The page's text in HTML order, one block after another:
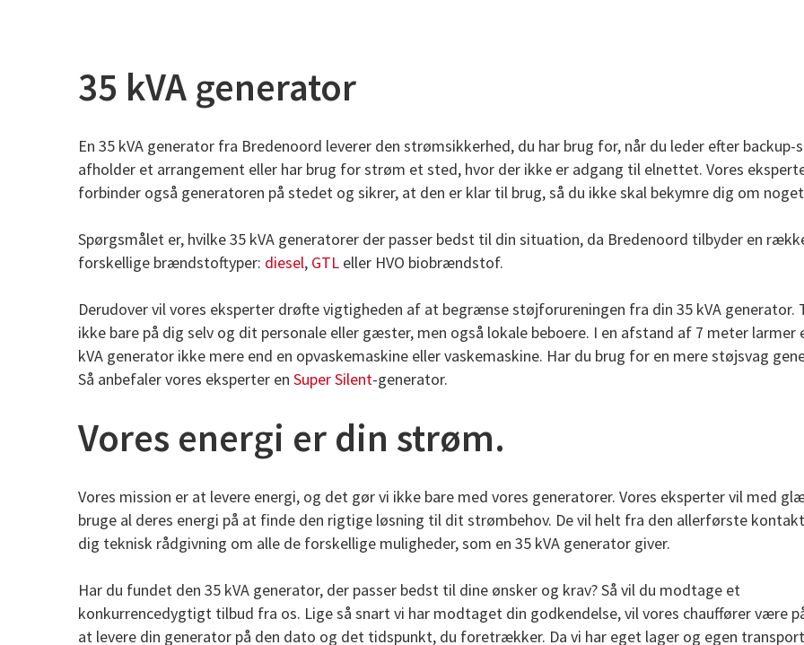
35 kVA generator
En 35 kVA generator fra Bredenoord leverer den strømsikkerhed, du har brug for, når du leder efter backup-
afholder et arrangement eller har brug for strøm et sted, hvor der ikke er adgang til elnettet. Vores
forbinder også generatoren på stedet og sikrer, at den er klar til brug, så du ikke skal bekymre dig om
Spørgsmålet er, hvilke 35 kVA generatorer der passer bedst til din situation, da Bredenoord tilbyder en
forskellige brændstoftyper: diesel, GTL eller HVO biobrændstof.
Derudover vil vores eksperter drøfte vigtigheden af at begrænse støjforureningen fra din 35 kVA generator.
ikke bare på dig selv og dit personale eller gæster, men også lokale beboere. I en afstand af 7 meter larmer
kVA generator ikke mere end en opvaskemaskine eller vaskemaskine. Har du brug for en mere støjsvag
Så anbefaler vores eksperter en Super Silent-generator.
Vores energi er din strøm.
Vores mission er at levere energi, og det gør vi ikke bare med vores generatorer. Vores eksperter vil med
bruge al deres energi på at finde den rigtige løsning til dit strømbehov. De vil helt fra den allerførste
dig teknisk rådgivning om alle de forskellige muligheder, som en 35 kVA generator giver.
Har du fundet den 35 kVA generator, der passer bedst til dine ønsker og krav? Så vil du modtage et
konkurrencedygtigt tilbud fra os. Lige så snart vi har modtaget din godkendelse, vil vores chauffører være
at levere din generator på den dato og det tidspunkt, du foretrækker. Da vi har eget lager og egen